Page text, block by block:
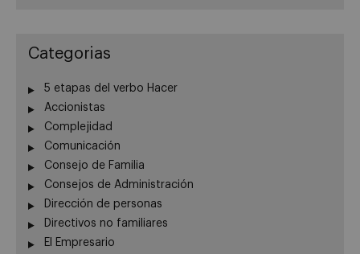
Categorias
5 etapas del verbo Hacer
Accionistas
Complejidad
Comunicación
Consejo de Familia
Consejos de Administración
Dirección de personas
Directivos no familiares
El Empresario